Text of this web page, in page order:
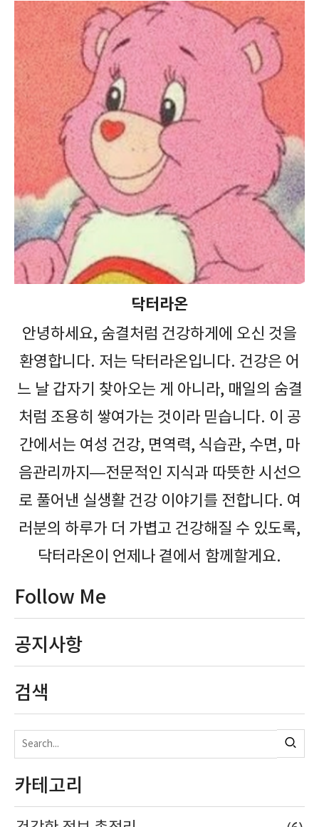
닥터라온
안녕하세요, 숨결처럼 건강하게에 오신 것을
환영합니다. 저는 닥터라온입니다. 건강은 어
느 날 갑자기 찾아오는 게 아니라, 매일의 숨결
처럼 조용히 쌓여가는 것이라 믿습니다. 이 공
간에서는 여성 건강, 면역력, 식습관, 수면, 마
음관리까지—전문적인 지식과 따뜻한 시선으
로 풀어낸 실생활 건강 이야기를 전합니다. 여
러분의 하루가 더 가볍고 건강해질 수 있도록,
닥터라온이 언제나 곁에서 함께할게요.
Follow Me
공지사항
검색
카테고리